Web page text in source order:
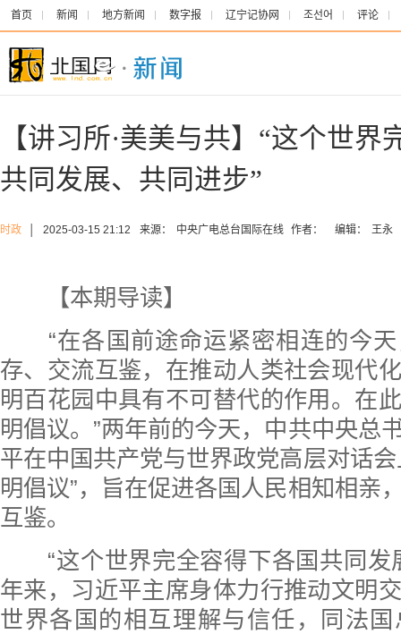
首页 新闻 地方新闻 数字报 辽宁记协网 조선어 评论
【讲习所·美美与共】“这个世界
共同发展、共同进步”
时政 2025-03-15 21:12 来源： 中央广电总台国际在线 作者： 编辑： 王永
【本期导读】
“在各国前途命运紧密相连的今天
存、交流互鉴，在推动人类社会现代
明百花园中具有不可替代的作用。在
明倡议。”两年前的今天，中共中央总
平在中国共产党与世界政党高层对话
明倡议”，旨在促进各国人民相知相亲
互鉴。
“这个世界完全容得下各国共同发
年来，习近平主席身体力行推动文明
世界各国的相互理解与信任，同法